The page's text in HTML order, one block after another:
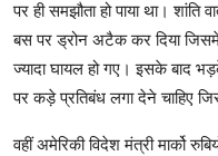
पर ही समझौता हो पाया था।
बस पर ड्रोन अटैक कर दिया
ज्यादा घायल हो गए। इसके बाद
पर कड़े प्रतिबंध लगा देने चाहिए
वहीं अमेरिकी विदेश मंत्री मार्को